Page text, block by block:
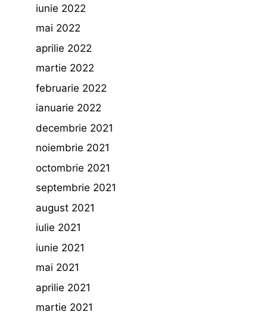
iunie 2022
mai 2022
aprilie 2022
martie 2022
februarie 2022
ianuarie 2022
decembrie 2021
noiembrie 2021
octombrie 2021
septembrie 2021
august 2021
iulie 2021
iunie 2021
mai 2021
aprilie 2021
martie 2021